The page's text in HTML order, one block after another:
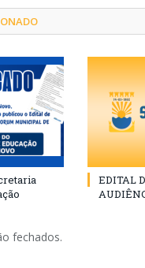
EDITAL
fechados.